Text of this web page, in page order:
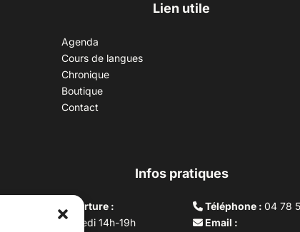
Lien utile
Agenda
Cours de langues
Chronique
Boutique
Contact
Infos pratiques
Horaires d’ouverture :
Du mardi au vendredi 14h-19h
Téléphone :04 78
Email :